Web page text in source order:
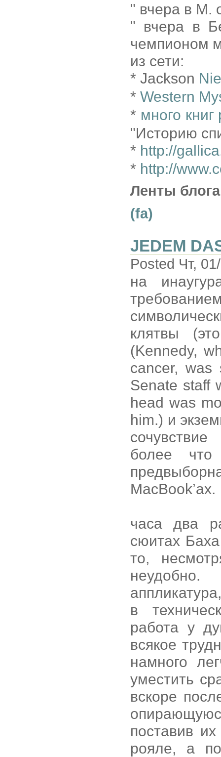
" вчера в М.
" вчера в
чемпионом
из сети:
* Jackson
* Western
* много книг
"Историю
* http://
* http://
Ленты
(fa)
JEDEM
Posted Чт,
на
клятвы
(Kennedy,
cancer, was
Senate staff
head was
him.) и
более
MacBook’ах.
часа два
сюитах
то,
в
работа у
всякое
намного
уместить
вскоре
поставив
рояле, а